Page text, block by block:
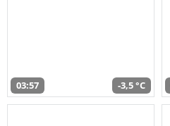
03:57 -3,5 °C